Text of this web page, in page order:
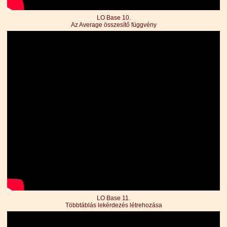
LO Base 10.
Az Average összesítő függvény
LO Base 11.
Többtáblás lekérdezés létrehozása